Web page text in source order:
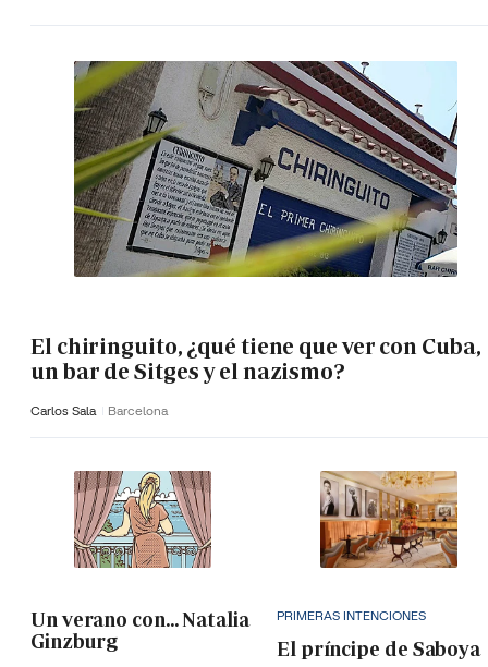
El chiringuito, ¿qué tiene que ver con Cuba,
un bar de Sitges y el nazismo?
Carlos Sala Barcelona
Un verano con... Natalia
Ginzburg
PRIMERAS INTENCIONES
El príncipe de Saboya